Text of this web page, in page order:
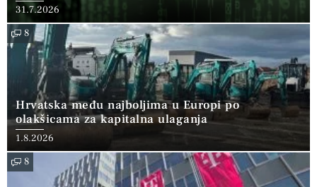
31.7.2026
8
Hrvatska među najboljima u Europi po
olakšicama za kapitalna ulaganja
1.8.2026
8